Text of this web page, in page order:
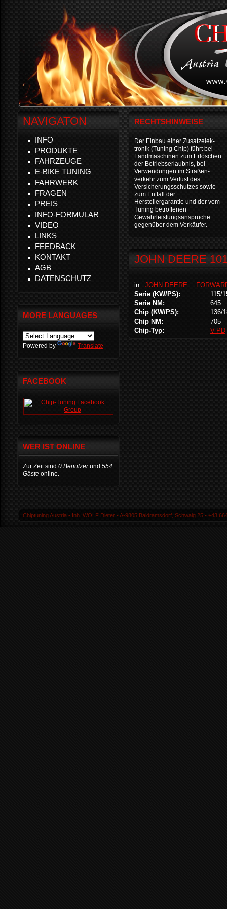
RECHTSHINWEISE
Der Einbau einer Zusatzelek-
tronik (Tuning Chip) führt bei
Landmaschinen zum Erlöschen
der Betriebserlaubnis, bei
Verwendungen im Straßen-
verkehr zum Verlust des
Versicherungsschutzes sowie
zum Entfall der
Herstellergarantie und der vom
Tuning betroffenen
Gewährleistungsansprüche
gegenüber dem Verkäufer.
JOHN DEERE
in JOHN DEERE
Serie (KW/PS):
115/
Serie NM:
645
Chip (KW/PS):
136/
Chip NM:
705
Chip-Typ:
V-PD
NAVIGATON
INFO
PRODUKTE
FAHRZEUGE
E-BIKE TUNING
FAHRWERK
FRAGEN
PREIS
INFO-FORMULAR
VIDEO
LINKS
FEEDBACK
KONTAKT
AGB
DATENSCHUTZ
MORE LANGUAGES
Powered by Translate
FACEBOOK
WER IST ONLINE
Zur Zeit sind 0 Benutzerund 554
Gäste online.
Chiptuning Austria ▪ Inh. WOLF Dieter ▪ A-9805 Baldramsdorf, Schwaig 25 ▪ +43